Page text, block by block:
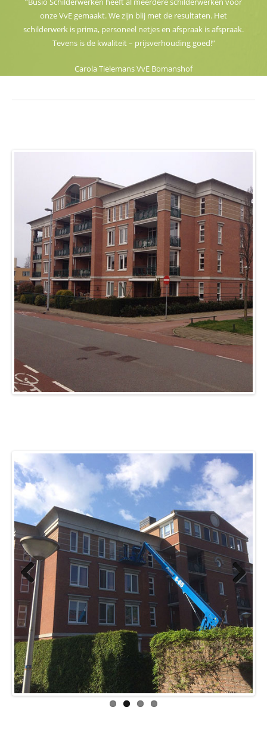
onze VvE gemaakt. We zijn blij met de resultaten. Het
schilderwerk is prima, personeel netjes en afspraak is afspraak.
Tevens is de kwaliteit – prijsverhouding goed!”
Carola Tielemans VvE Bomanshof
Previous Next